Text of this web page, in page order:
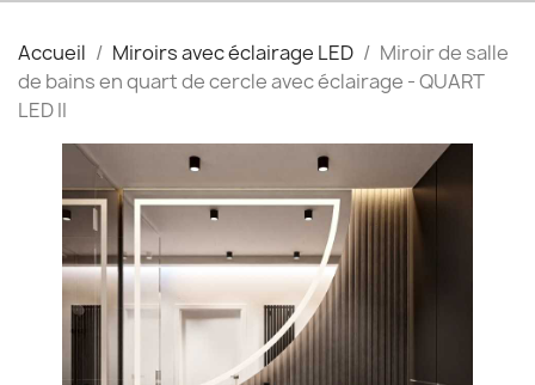
Accueil Miroirs avec éclairage LED
Miroir de salle
de bains en quart de cercle avec éclairage - QUART
LED II